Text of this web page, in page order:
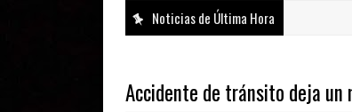
Noticias de Última Hora
Accidente de tránsito deja un